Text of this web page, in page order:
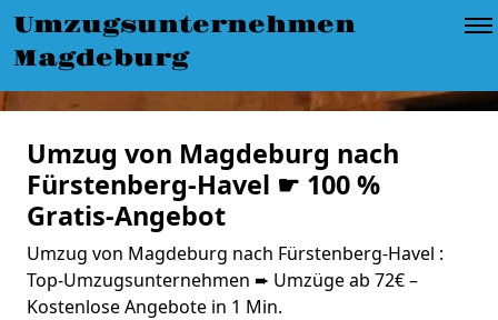
Umzugsunternehmen
Magdeburg
Umzug von Magdeburg nach
Fürstenberg-Havel ☛ 100 %
Gratis-Angebot
Umzug von Magdeburg nach Fürstenberg-Havel :
Top-Umzugsunternehmen ➨ Umzüge ab 72€ –
Kostenlose Angebote in 1 Min.